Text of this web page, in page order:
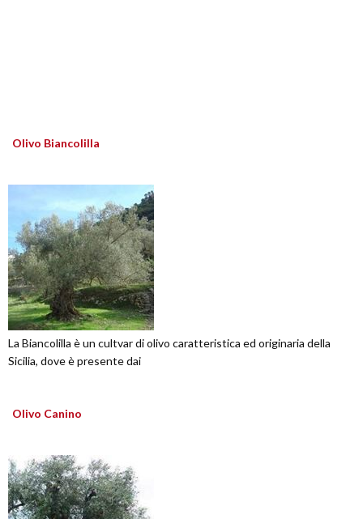
Olivo Biancolilla
La Biancolilla è un cultvar di olivo caratteristica ed originaria della
Sicilia, dove è presente dai
Olivo Canino